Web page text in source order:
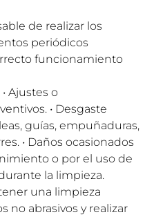
de realizar los
periódicos
funcionamiento
Ajustes o
• Desgaste
guías, empuñaduras,
• Daños ocasionados
o por el uso de
la limpieza.
una limpieza
no abrasivos y realizar